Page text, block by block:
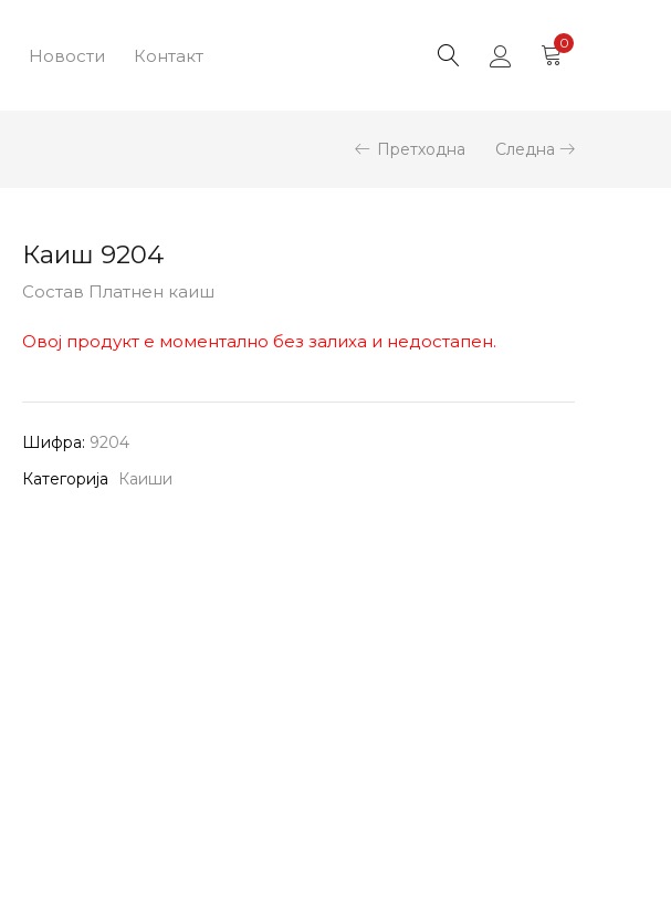
Новости Контакт
0
Претходна Следна
Каиш 9204
Состав Платнен каиш
Овој продукт е моментално без залиха и недостапен.
Шифра: 9204
Категорија
Каиши